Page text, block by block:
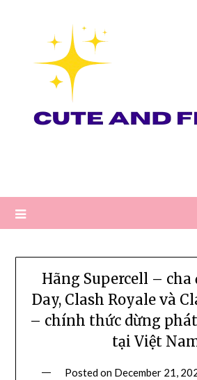
Hãng Supercell – cha
Day, Clash Royale và
– chính thức dừng
tại Việt
Posted on December 21,